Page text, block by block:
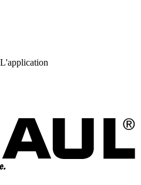
L'application